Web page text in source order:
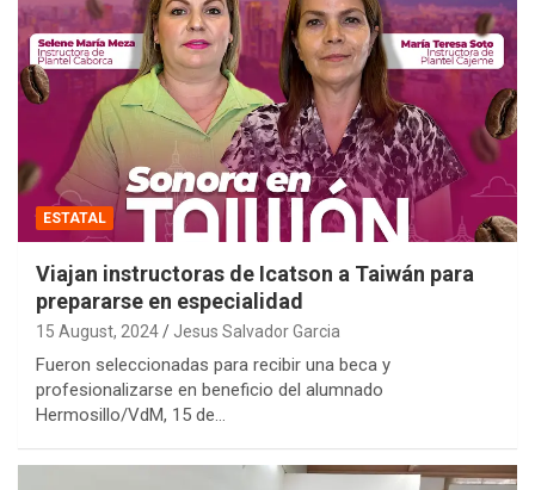
ESTATAL
Viajan instructoras de Icatson a Taiwán para
prepararse en especialidad
15 August, 2024 Jesus Salvador Garcia
Fueron seleccionadas para recibir una beca y
profesionalizarse en beneficio del alumnado
Hermosillo/VdM, 15 de…